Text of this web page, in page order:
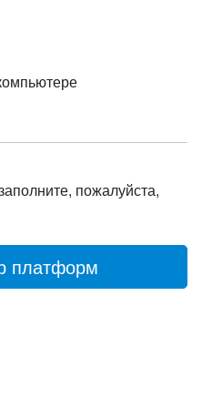
пожалуйста,
платформ